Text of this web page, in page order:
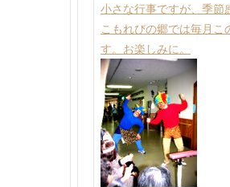
小さな行事ですが、季節
こもれびの郷では毎月
す。お楽しみに。